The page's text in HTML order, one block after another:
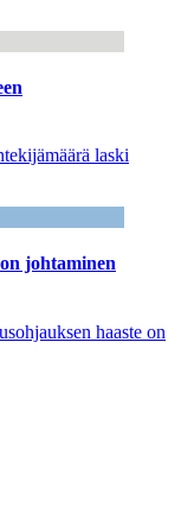
laski
johtaminen
haaste on